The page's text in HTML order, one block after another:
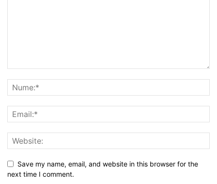
Save my name, email, and website in this browser for the
next time I comment.